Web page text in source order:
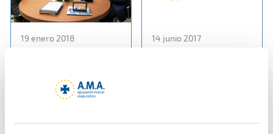
19 enero 2018
Veterinarios de
Pontevedra una póliza
14 junio 2017